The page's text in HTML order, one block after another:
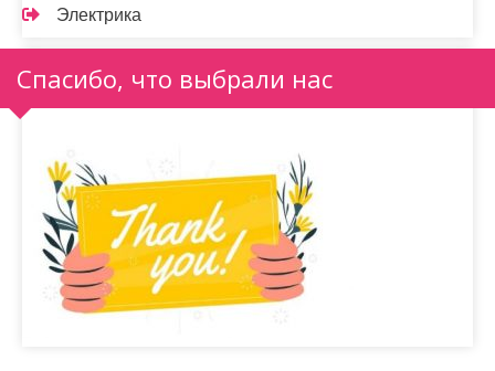
Электрика
Спасибо, что выбрали нас